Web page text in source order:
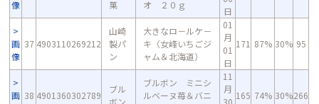
像
菓
オ ２０ｇ
日
画
像
37 4903110269212
山崎
製パ
ン
大きなロ－ルケ－
キ（女峰いちごジ
ャム＆北海道）
01
月
01
日
171 87% 30% 95
画 38 4901360302789
ブル
ボン
ブルボン ミニシ
ルベーヌ苺＆バニ
11
月
30
165 74% 30%266